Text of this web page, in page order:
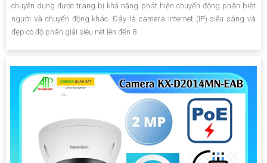
chuyên dụng được trang bị khả năng phát hiện chuyển động phân biệt
người và chuyển động khác. Đây là camera Internet (IP) siêu sáng và
đẹp có độ phân giải siêu nét lên đến 8